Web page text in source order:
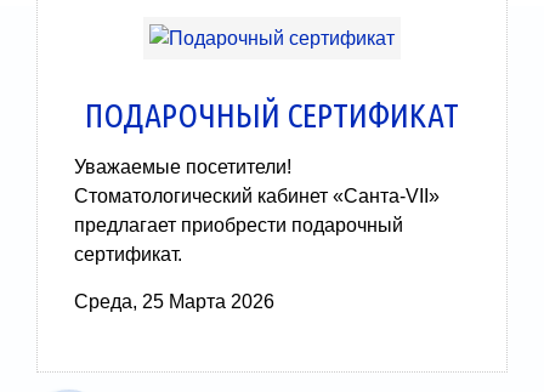
ПОДАРОЧНЫЙ СЕРТИФИКАТ
Уважаемые посетители!
Стоматологический кабинет «Санта-VII»
предлагает приобрести подарочный
сертификат.
Среда, 25 Марта 2026